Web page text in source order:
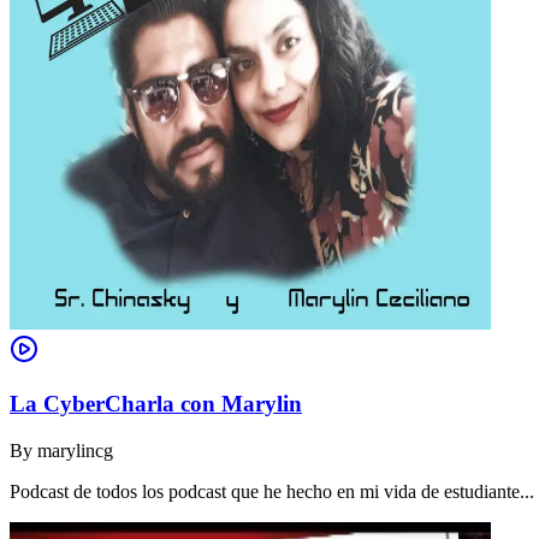
La CyberCharla con Marylin
By marylincg
Podcast de todos los podcast que he hecho en mi vida de